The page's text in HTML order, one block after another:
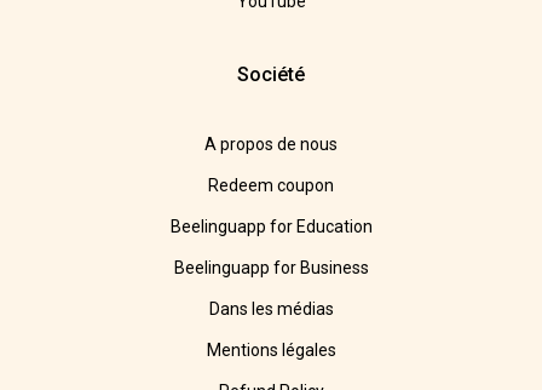
Société
A propos de nous
Redeem coupon
Beelinguapp for Education
Beelinguapp for Business
Dans les médias
Mentions légales